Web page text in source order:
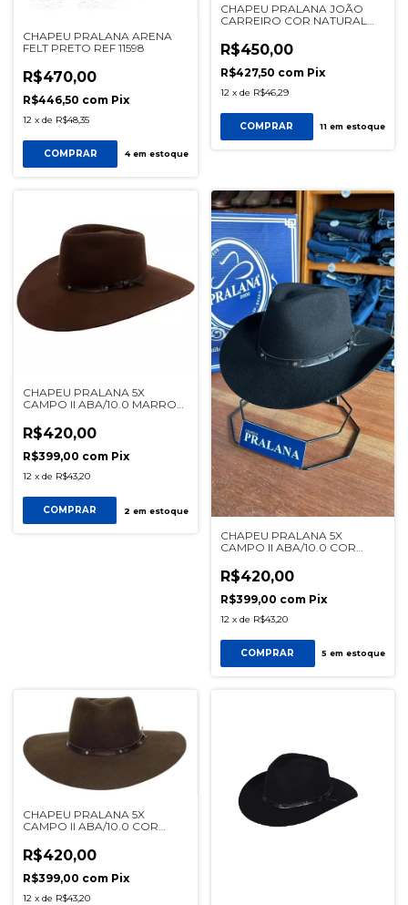
CHAPEU PRALANA ARENA
FELT PRETO REF 11598
R$470,00
R$446,50 com Pix
12 x de R$48,35
COMPRAR 4em estoque
CHAPEU PRALANA JOÃO
CARREIRO COR NATURAL
R$450,00
R$427,50 com Pix
12 x de R$46,29
COMPRAR 11 em estoque
CHAPEU PRALANA 5X
CAMPO II ABA/10.0 MARROM
R$420,00
R$399,00 com Pix
12 x de R$43,20
COMPRAR 2 em estoque
CHAPEU PRALANA 5X
CAMPO II ABA/10.0 COR
R$420,00
R$399,00 com Pix
12 x de R$43,20
COMPRAR 5 em estoque
CHAPEU PRALANA 5X
CAMPO II ABA/10.0 COR
R$420,00
R$399,00 com Pix
12 x de R$43,20